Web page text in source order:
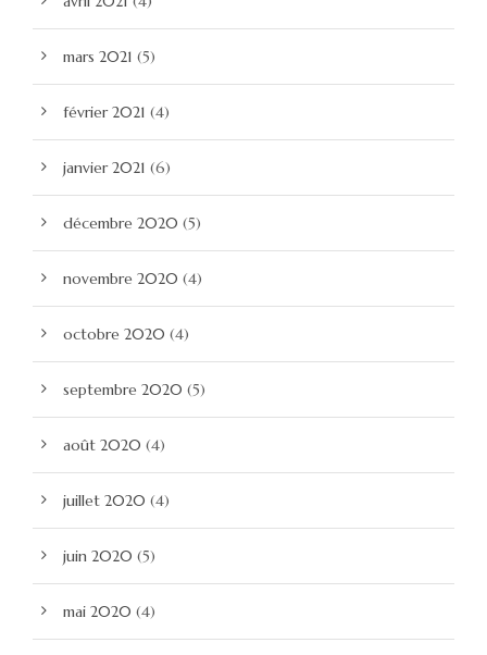
mars 2021 (5)
février 2021 (4)
janvier 2021 (6)
décembre 2020 (5)
novembre 2020 (4)
octobre 2020 (4)
septembre 2020 (5)
août 2020 (4)
juillet 2020 (4)
juin 2020 (5)
mai 2020 (4)